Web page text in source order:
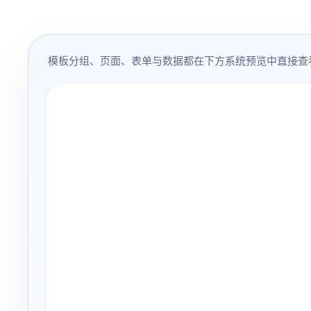
模板分组、页面、表单与数据都在下方系统预览中直接查